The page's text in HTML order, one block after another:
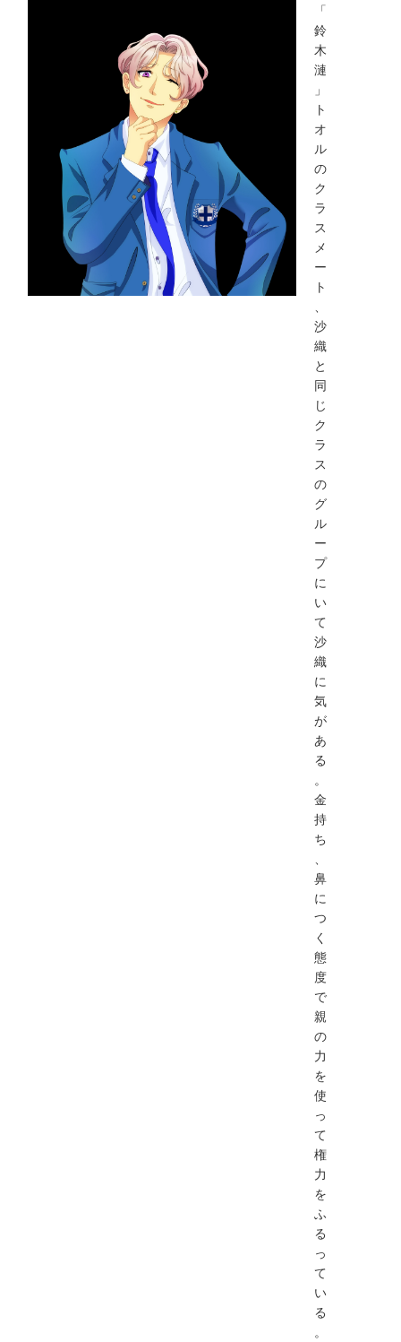
「
鈴
木
漣
」
ト
オ
ル
の
ク
ラ
ス
メ
ー
ト
、
沙
織
と
同
じ
ク
ラ
ス
の
グ
ル
ー
プ
に
い
て
沙
織
に
気
が
あ
る
。
金
持
ち
、
鼻
に
つ
く
態
度
で
親
の
力
を
使
っ
て
権
力
を
ふ
る
っ
て
い
る
。